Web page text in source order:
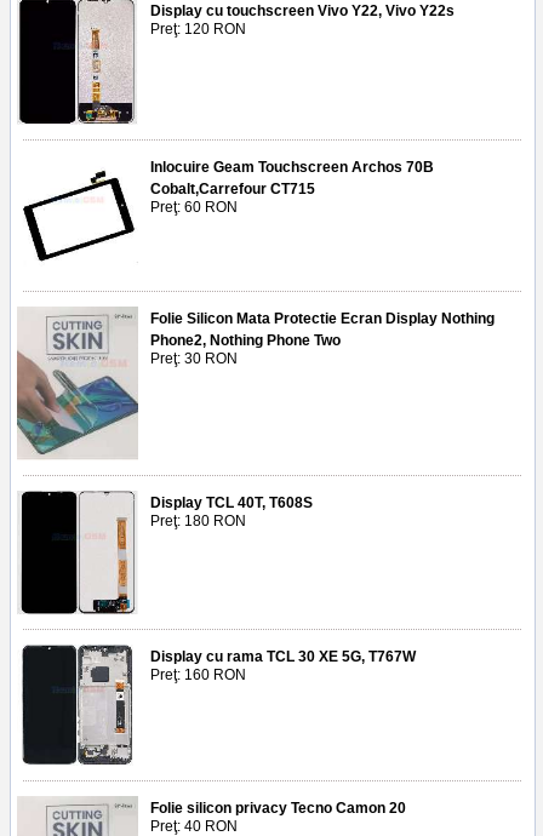
Display cu touchscreen Vivo Y22, Vivo Y22s
Preţ: 120 RON
Inlocuire Geam Touchscreen Archos 70B
Cobalt,Carrefour CT715
Preţ: 60 RON
Folie Silicon Mata Protectie Ecran Display Nothing
Phone2, Nothing Phone Two
Preţ: 30 RON
Display TCL 40T, T608S
Preţ: 180 RON
Display cu rama TCL 30 XE 5G, T767W
Preţ: 160 RON
Folie silicon privacy Tecno Camon 20
Preţ: 40 RON